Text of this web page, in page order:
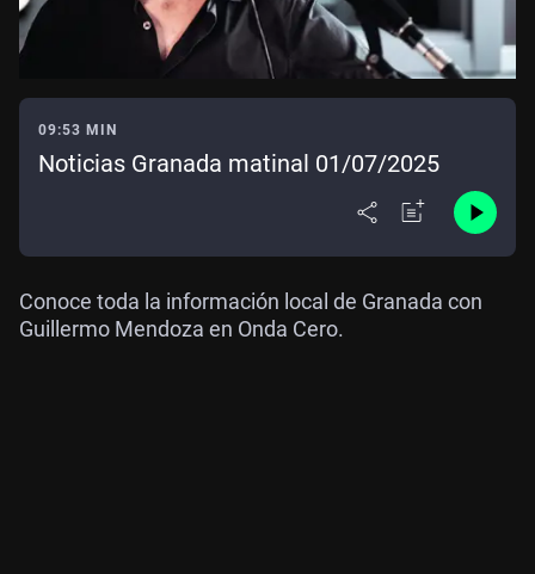
09:53 MIN
Noticias Granada matinal 01/07/2025
Conoce toda la información local de Granada con
Guillermo Mendoza en Onda Cero.